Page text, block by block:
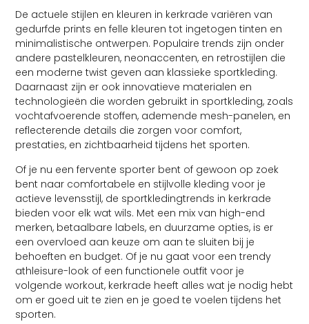
De actuele stijlen en kleuren in kerkrade variëren van
gedurfde prints en felle kleuren tot ingetogen tinten en
minimalistische ontwerpen. Populaire trends zijn onder
andere pastelkleuren, neonaccenten, en retrostijlen die
een moderne twist geven aan klassieke sportkleding.
Daarnaast zijn er ook innovatieve materialen en
technologieën die worden gebruikt in sportkleding, zoals
vochtafvoerende stoffen, ademende mesh-panelen, en
reflecterende details die zorgen voor comfort,
prestaties, en zichtbaarheid tijdens het sporten.
Of je nu een fervente sporter bent of gewoon op zoek
bent naar comfortabele en stijlvolle kleding voor je
actieve levensstijl, de sportkledingtrends in kerkrade
bieden voor elk wat wils. Met een mix van high-end
merken, betaalbare labels, en duurzame opties, is er
een overvloed aan keuze om aan te sluiten bij je
behoeften en budget. Of je nu gaat voor een trendy
athleisure-look of een functionele outfit voor je
volgende workout, kerkrade heeft alles wat je nodig hebt
om er goed uit te zien en je goed te voelen tijdens het
sporten.